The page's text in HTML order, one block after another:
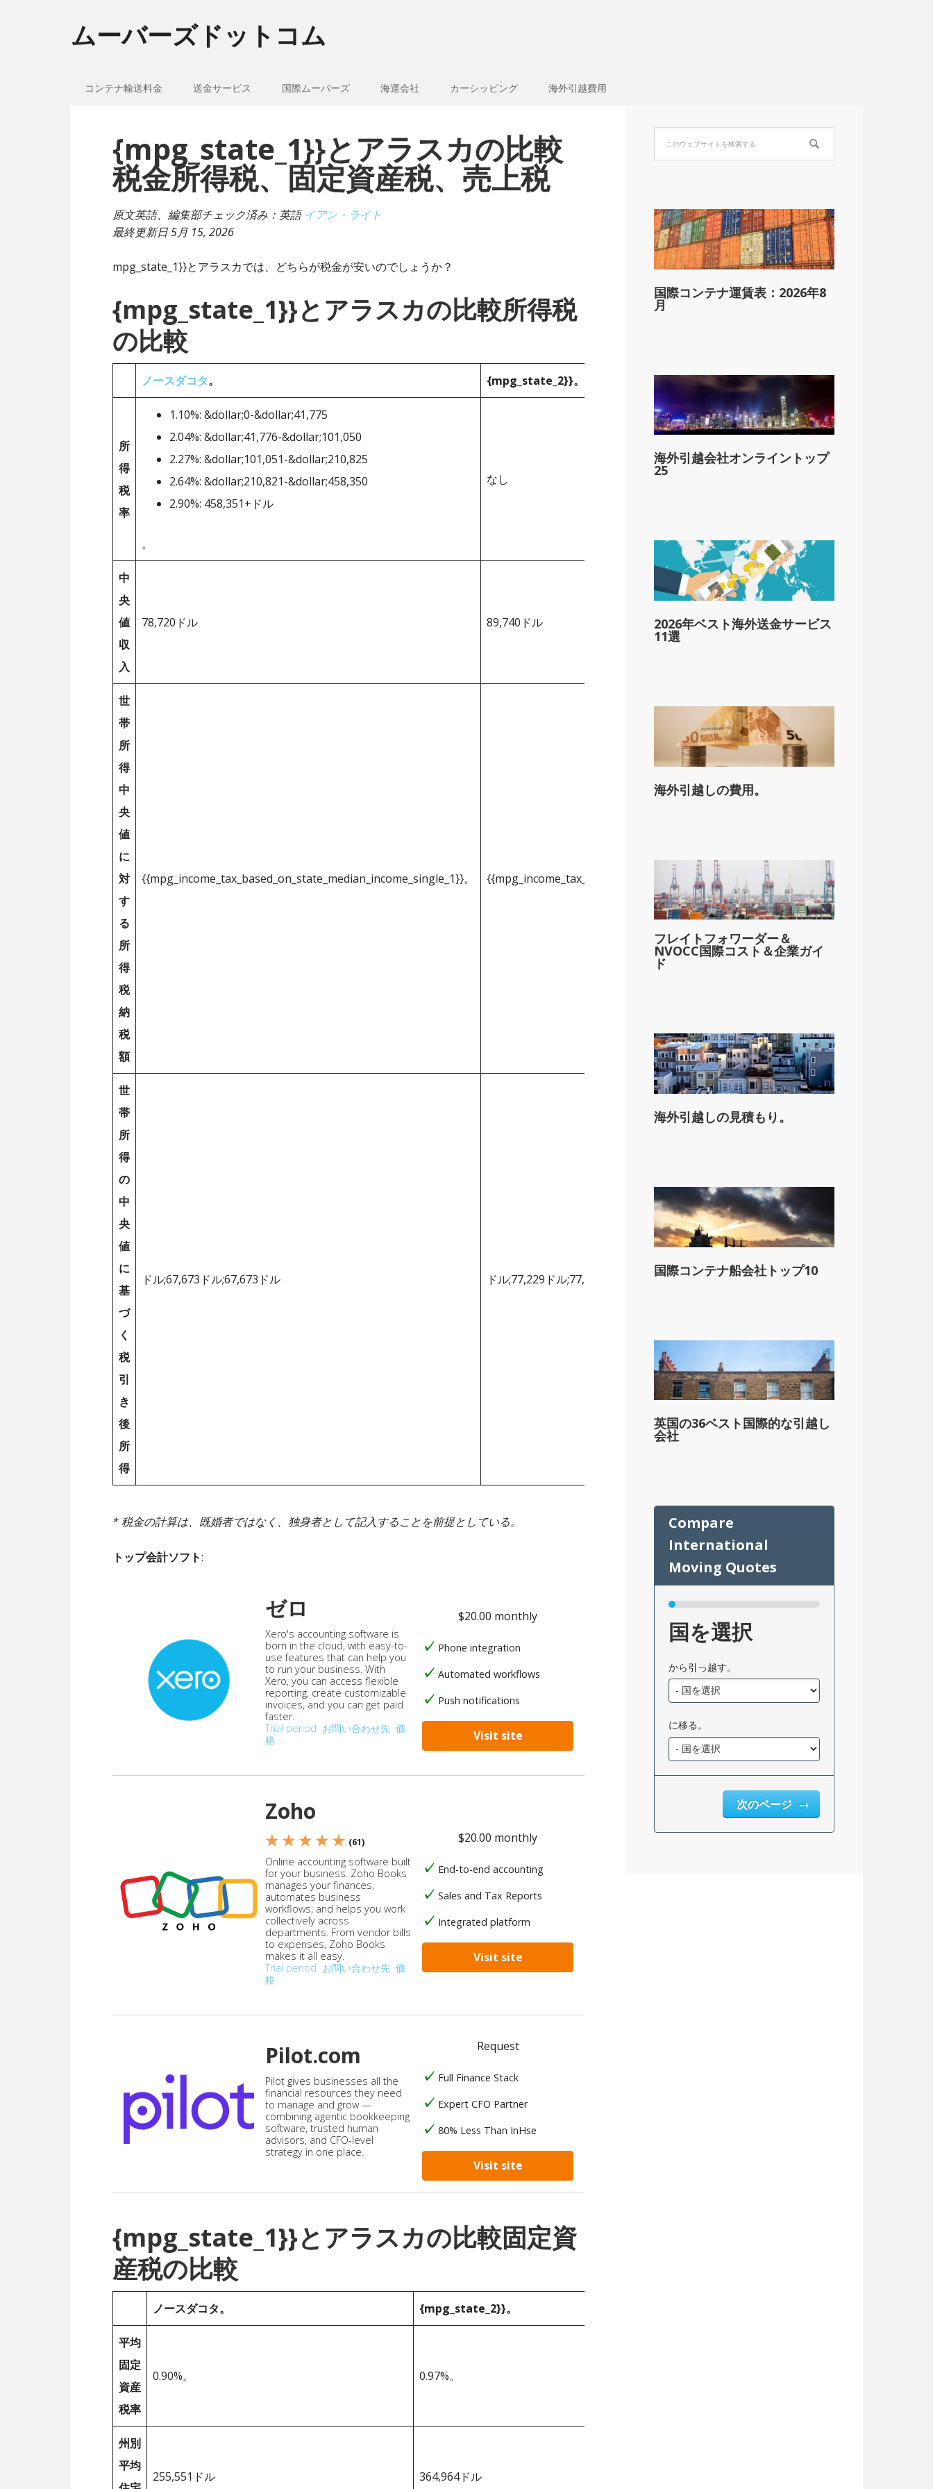
ムーバーズドットコム
コンテナ輸送料金 送金サービス 国際ムーバーズ 海運会社 カーシッピング 海外引越費用
{mpg_state_1}}とアラスカの比較
税金所得税、固定資産税、売上税
原文英語、編集部チェック済み：英語イアン・ライト
最終更新日5月 15, 2026
mpg_state_1}}とアラスカでは、どちらが税金が安いのでしょうか？
{mpg_state_1}}とアラスカの比較所得税
の比較
ノースダコタ。 {mpg_state_2}}。
所
得
税
率
1.10%: &dollar;0-&dollar;41,775
2.04%: &dollar;41,776-&dollar;101,050
2.27%: &dollar;101,051-&dollar;210,825
2.64%: &dollar;210,821-&dollar;458,350
2.90%: 458,351+ドル
。
なし
中
央
値
収
入
78,720ドル 89,740ドル
世
帯
所
得
中
央
値
に
対
す
る
所
得
税
納
税
額
{{mpg_income_tax_based_on_state_median_income_single_1}}。 {{mpg_income_tax_based_on_state_median_single_2}}。
世
帯
所
得
の
中
央
値
に
基
づ
く
税
引
き
後
所
得
ドル;67,673ドル;67,673ドル ドル;77,229ドル;77,229ドル
* 税金の計算は、既婚者ではなく、独身者として記入することを前提としている。
トップ会計ソフト:
ゼロ
Xero's accounting software is
born in the cloud, with easy-to-
use features that can help you
to run your business. With
Xero, you can access flexible
reporting, create customizable
invoices, and you can get paid
faster.
Trial period お問い合わせ先 価
格
$20.00 monthly
Phone integration
Automated workflows
Push notifications
Visit site
Zoho
★ ★ ★ ★ ★ (61)
Online accounting software built
for your business. Zoho Books
manages your finances,
automates business
workflows, and helps you work
collectively across
departments. From vendor bills
to expenses, Zoho Books
makes it all easy.
Trial period お問い合わせ先 価
格
$20.00 monthly
End-to-end accounting
Sales and Tax Reports
Integrated platform
Visit site
Pilot.com
Pilot gives businesses all the
financial resources they need
to manage and grow —
combining agentic bookkeeping
software, trusted human
advisors, and CFO-level
strategy in one place.
Request
Full Finance Stack
Expert CFO Partner
80% Less Than InHse
Visit site
{mpg_state_1}}とアラスカの比較固定資
産税の比較
ノースダコタ。 {mpg_state_2}}。
平均
固定
資産
税率
0.90%。 0.97%。
州別
平均
255,551ドル 364,964ドル
国際コンテナ運賃表：2026年8
月
海外引越会社オンライントップ
25
2026年ベスト海外送金サービス
11選
海外引越しの費用。
フレイトフォワーダー＆
NVOCC国際コスト＆企業ガイ
ド
海外引越しの見積もり。
国際コンテナ船会社トップ10
英国の36ベスト国際的な引越し
会社
国を選択
から引っ越す。
に移る。
次のページ